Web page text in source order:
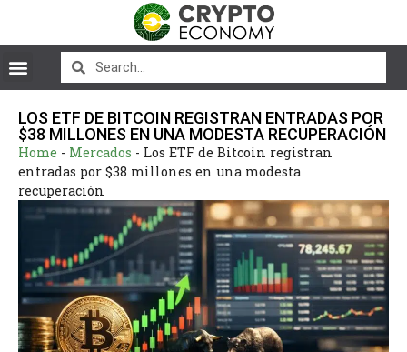
LOS ETF DE BITCOIN REGISTRAN ENTRADAS POR
$38 MILLONES EN UNA MODESTA RECUPERACIÓN
Home - Mercados - Los ETF de Bitcoin registran
entradas por $38 millones en una modesta
recuperación